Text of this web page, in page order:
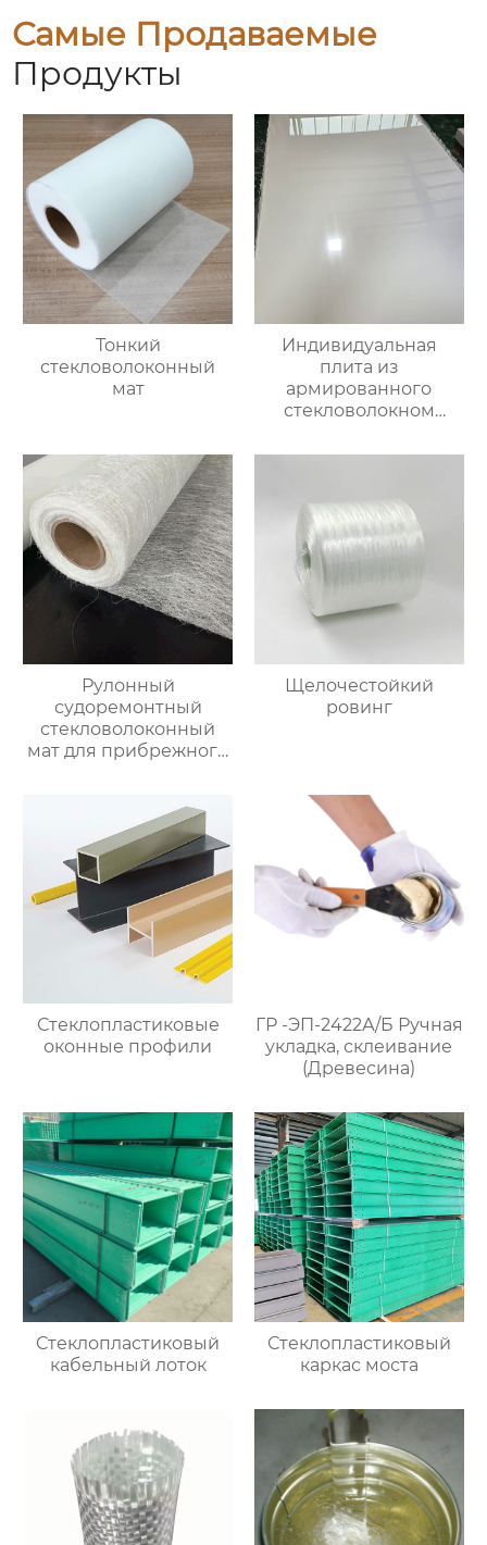
Самые Продаваемые
Продукты
Тонкий
стекловолоконный
мат
Индивидуальная
плита из
армированного
стекловолокном
ненасыщенного
Рулонный
судоремонтный
стекловолоконный
мат для прибрежного
и лёгкий
Щелочестойкий
ровинг
Стеклопластиковые
оконные профили
ГР -ЭП-2422А/Б Ручная
укладка, склеивание
(Древесина)
Стеклопластиковый
кабельный лоток
Стеклопластиковый
каркас моста